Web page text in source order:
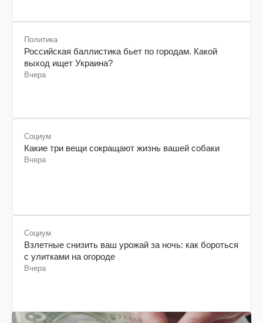
Политика
Российская баллистика бьет по городам. Какой
выход ищет Украина?
Социум
Какие три вещи сокращают жизнь вашей собаки
Социум
Взлетные снизить ваш урожай за ночь: как бороться
с улитками на огороде